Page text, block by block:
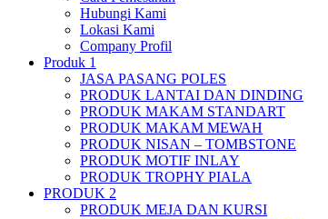
Hubungi Kami
Lokasi Kami
Company Profil
Produk 1
JASA PASANG POLES
PRODUK LANTAI DAN DINDING
PRODUK MAKAM STANDART
PRODUK MAKAM MEWAH
PRODUK NISAN – TOMBSTONE
PRODUK MOTIF INLAY
PRODUK TROPHY PIALA
PRODUK 2
PRODUK MEJA DAN KURSI